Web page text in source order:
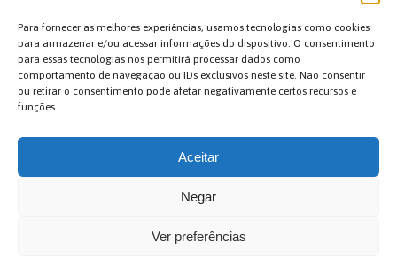
Para fornecer as melhores experiências, usamos tecnologias como cookies
para armazenar e/ou acessar informações do dispositivo. O consentimento
para essas tecnologias nos permitirá processar dados como
comportamento de navegação ou IDs exclusivos neste site. Não consentir
ou retirar o consentimento pode afetar negativamente certos recursos e
funções.
Aceitar
Negar
Ver preferências
Supervisão de pós-doutorado
Supervisão de pós-doutorado (em andamento)
Orientações de outra natureza
Exposições
Terras Indígenas
Projetos